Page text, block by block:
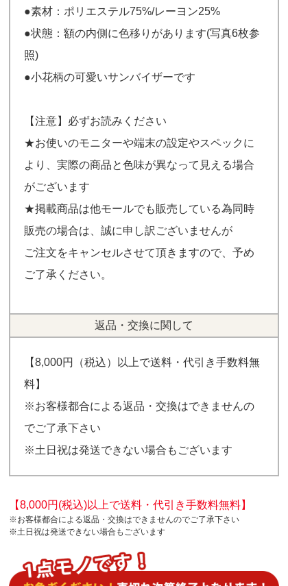
●素材：ポリエステル75%/レーヨン25%
●状態：額の内側に色移りがあります(写真6枚参
照)
●小花柄の可愛いサンバイザーです
【注意】必ずお読みください
★お使いのモニターや端末の設定やスペックに
より、実際の商品と色味が異なって見える場合
がございます
★掲載商品は他モールでも販売している為同時
販売の場合は、誠に申し訳ございませんが
ご注文をキャンセルさせて頂きますので、予め
ご了承ください。
返品・交換に関して
【8,000円（税込）以上で送料・代引き手数料無
料】
※お客様都合による返品・交換はできませんの
でご了承下さい
※土日祝は発送できない場合もございます
【8,000円(税込)以上で送料・代引き手数料無料】
※お客様都合による返品・交換はできませんのでご了承下さい
※土日祝は発送できない場合もございます